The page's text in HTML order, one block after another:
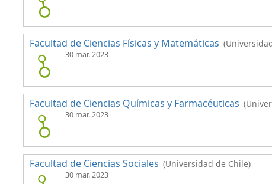
Facultad de Ciencias Físicas y Matemáticas
30 mar. 2023
Facultad de Ciencias Químicas y Farmacéuticas
30 mar. 2023
Facultad de Ciencias Sociales (Universidad de Chile)
30 mar. 2023